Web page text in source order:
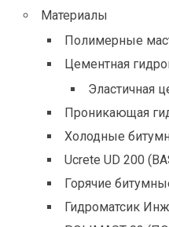
Материалы
Полимерные
Цементная
Эластичная
Проникающая
Холодные
Ucrete UD 200
Горячие
Гидроматсик